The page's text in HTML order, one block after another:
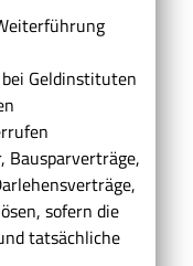
Geldinstituten
Bausparverträge,
sofern die
tatsächliche